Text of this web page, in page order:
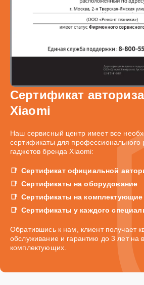
Сертификат
Xiaomi
Наш сервисный центр имеет все
сертификаты для профессионального
гаджетов бренда Xiaomi:
Сертификат официальной
Сертификаты на оборудование
Сертификаты на комплектующие
Сертификаты у каждого
Обратившись к нам, клиент получает
обслуживание и гарантию до 3 лет на
комплектующих.